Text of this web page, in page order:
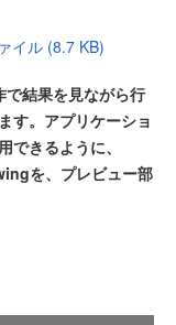
イル (8.7 KB)
結果を見ながら行
す。アプリケーショ
きるように、
を、プレビュー部